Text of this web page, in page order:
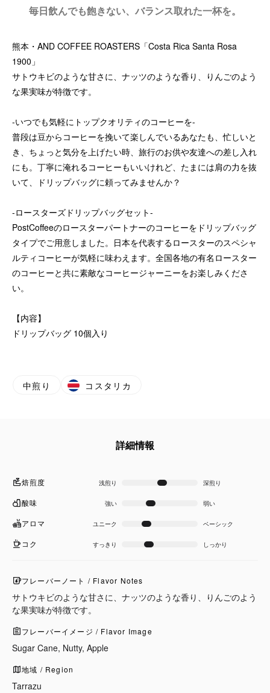
毎日飲んでも飽きない、バランス取れた一杯を。
熊本・AND COFFEE ROASTERS「Costa Rica Santa Rosa
1900」
サトウキビのような甘さに、ナッツのような香り、りんごのよう
な果実味が特徴です。
-いつでも気軽にトップクオリティのコーヒーを-
普段は豆からコーヒーを挽いて楽しんでいるあなたも、忙しいと
き、ちょっと気分を上げたい時、旅行のお供や友達への差し入れ
にも。丁寧に淹れるコーヒーもいいけれど、たまには肩の力を抜
いて、ドリップバッグに頼ってみませんか？
-ロースターズドリップバッグセット-
PostCoffeeのロースターパートナーのコーヒーをドリップバッグ
タイプでご用意しました。日本を代表するロースターのスペシャ
ルティコーヒーが気軽に味わえます。全国各地の有名ロースター
のコーヒーと共に素敵なコーヒージャーニーをお楽しみくださ
い。
【内容】
ドリップバッグ 10個入り
中煎り コスタリカ
詳細情報
焙煎度 浅煎り 深煎り
酸味 強い 弱い
アロマ ユニーク ベーシック
コク すっきり しっかり
フレーバーノート / Flavor Notes
サトウキビのような甘さに、ナッツのような香り、りんごのよう
な果実味が特徴です。
フレーバーイメージ / Flavor Image
Sugar Cane, Nutty, Apple
地域 / Region
Tarrazu